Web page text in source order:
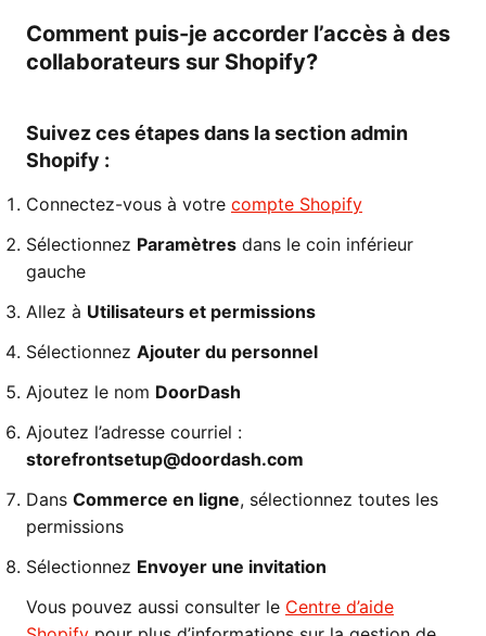
Comment puis-je accorder l’accès à des
collaborateurs sur Shopify?
Suivez ces étapes dans la section admin
Shopify :
Connectez-vous à votre compte Shopify
Sélectionnez Paramètres dans le coin inférieur
gauche
Allez à Utilisateurs et permissions
Sélectionnez Ajouter du personnel
Ajoutez le nom DoorDash
Ajoutez l’adresse courriel :
storefrontsetup@doordash.com
Dans Commerce en ligne, sélectionnez toutes les
permissions
Sélectionnez Envoyer une invitation
Vous pouvez aussi consulter le Centre d’aide